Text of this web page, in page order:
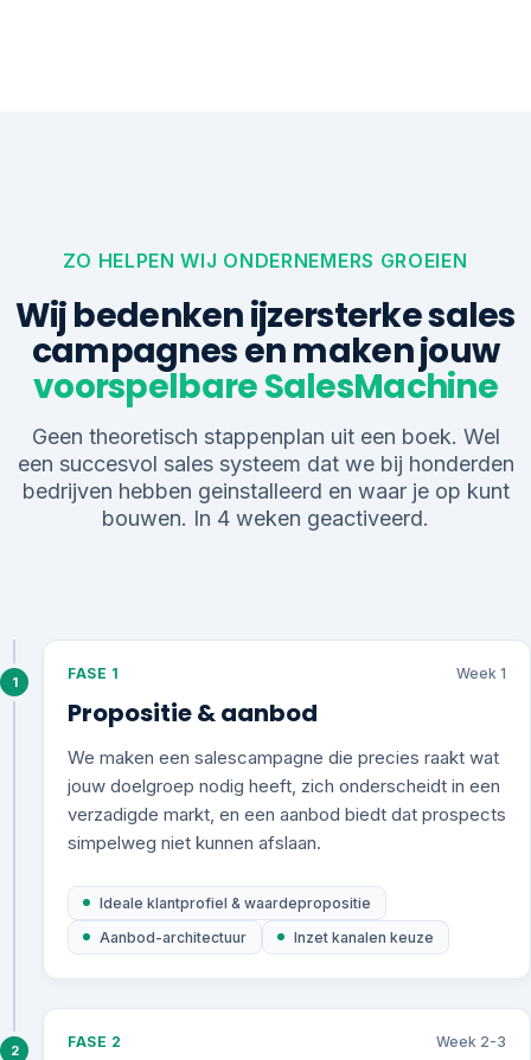
ZO HELPEN WIJ ONDERNEMERS GROEIEN
Wij bedenken ijzersterke sales
campagnes en maken jouw
voorspelbare SalesMachine
Geen theoretisch stappenplan uit een boek. Wel
een succesvol sales systeem dat we bij honderden
bedrijven hebben geinstalleerd en waar je op kunt
bouwen. In 4 weken geactiveerd.
1 FASE 1 Week 1
Propositie & aanbod
We maken een salescampagne die precies raakt wat
jouw doelgroep nodig heeft, zich onderscheidt in een
verzadigde markt, en een aanbod biedt dat prospects
simpelweg niet kunnen afslaan.
Ideale klantprofiel & waardepropositie
Aanbod-architectuur
Inzet kanalen keuze
2 FASE 2 Week 2-3